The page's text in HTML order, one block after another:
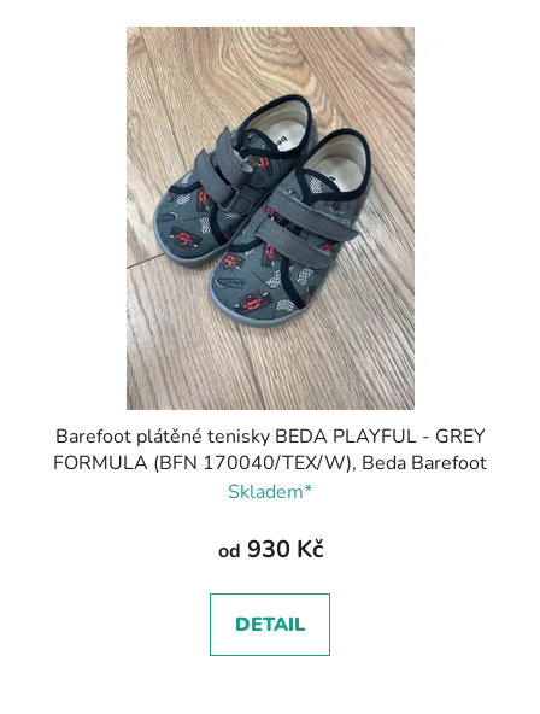
Barefoot plátěné tenisky BEDA PLAYFUL - GREY
FORMULA (BFN 170040/TEX/W), Beda Barefoot
Skladem*
od 930 Kč
DETAIL